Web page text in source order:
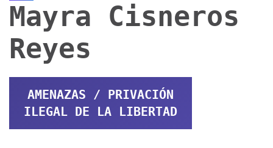
Mayra Cisneros
Reyes
AMENAZAS / PRIVACIÓN
ILEGAL DE LA LIBERTAD